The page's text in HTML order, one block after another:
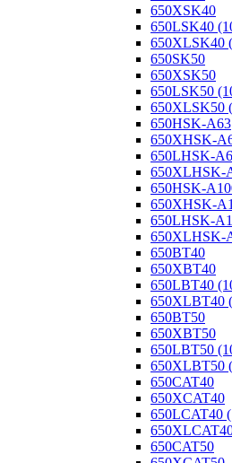
650XSK40
650LSK40
650XLSK40
650SK50
650XSK50
650LSK50
650XLSK50
650HSK-A63
650XHSK-
650LHSK-
650XLHSK-
650HSK-
650XHSK-
650LHSK-
650XLHSK-
650BT40
650XBT40
650LBT40
650XLBT40
650BT50
650XBT50
650LBT50
650XLBT50
650CAT40
650XCAT40
650LCAT40
650CAT50